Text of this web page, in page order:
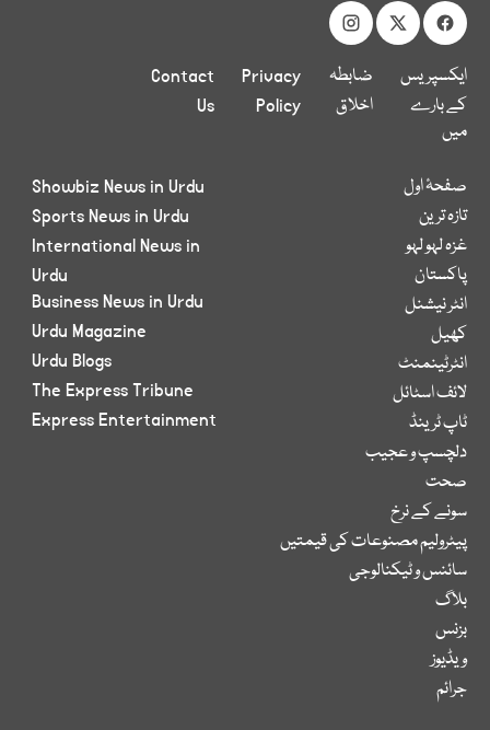
ایکسپریس
کے بارے
میں
ضابطہ
اخلاق
Privacy
Policy
Contact
Us
صفحۂ اول
تازہ ترین
غزہ لہو لہو
پاکستان
انٹر نیشنل
کھیل
انٹرٹینمنٹ
لائف اسٹائل
ٹاپ ٹرینڈ
دلچسپ و عجیب
صحت
سونے کے نرخ
پیٹرولیم مصنوعات کی قیمتیں
سائنس و ٹیکنالوجی
بلاگ
بزنس
ویڈیوز
جرائم
Showbiz News in Urdu
Sports News in Urdu
International News in
Urdu
Business News in Urdu
Urdu Magazine
Urdu Blogs
The Express Tribune
Express Entertainment